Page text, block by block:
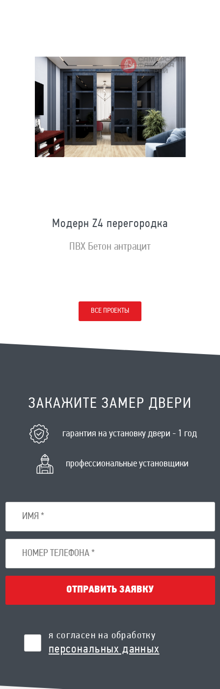
Модерн Z4 перегородка
ПВХ Бетон антрацит
ВСЕ ПРОЕКТЫ
ЗАКАЖИТЕ ЗАМЕР ДВЕРИ
гарантия на установку двери - 1 год
профессиональные установщики
ОТПРАВИТЬ ЗАЯВКУ
я согласен на обработку
персональных данных